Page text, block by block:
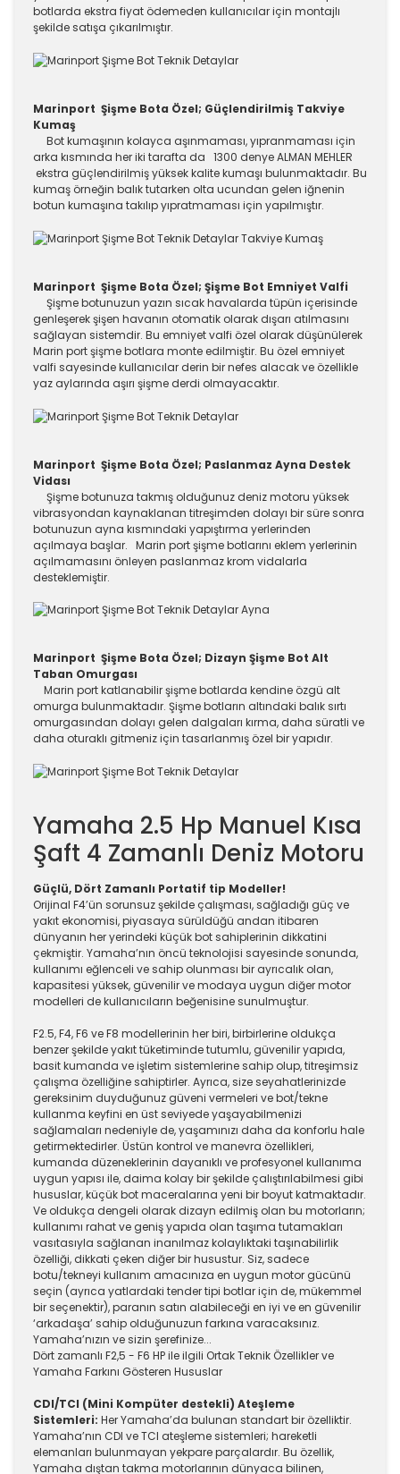
botlarda ekstra fiyat ödemeden kullanıcılar için montajlı
şekilde satışa çıkarılmıştır.
Marinport Şişme Bota Özel; Güçlendirilmiş Takviye
Kumaş
Bot kumaşının kolayca aşınmaması, yıpranmaması için
arka kısmında her iki tarafta da 1300 denye ALMAN MEHLER
ekstra güçlendirilmiş yüksek kalite kumaşı bulunmaktadır. Bu
kumaş örneğin balık tutarken olta ucundan gelen iğnenin
botun kumaşına takılıp yıpratmaması için yapılmıştır.
Marinport Şişme Bota Özel; Şişme Bot Emniyet Valfi
Şişme botunuzun yazın sıcak havalarda tüpün içerisinde
genleşerek şişen havanın otomatik olarak dışarı atılmasını
sağlayan sistemdir. Bu emniyet valfi özel olarak düşünülerek
Marin port şişme botlara monte edilmiştir. Bu özel emniyet
valfi sayesinde kullanıcılar derin bir nefes alacak ve özellikle
yaz aylarında aşırı şişme derdi olmayacaktır.
Marinport Şişme Bota Özel; Paslanmaz Ayna Destek
Vidası
Şişme botunuza takmış olduğunuz deniz motoru yüksek
vibrasyondan kaynaklanan titreşimden dolayı bir süre sonra
botunuzun ayna kısmındaki yapıştırma yerlerinden
açılmaya başlar. Marin port şişme botlarını eklem yerlerinin
açılmamasını önleyen paslanmaz krom vidalarla
desteklemiştir.
Marinport Şişme Bota Özel; Dizayn Şişme Bot Alt
Taban Omurgası
Marin port katlanabilir şişme botlarda kendine özgü alt
omurga bulunmaktadır. Şişme botların altındaki balık sırtı
omurgasından dolayı gelen dalgaları kırma, daha süratli ve
daha oturaklı gitmeniz için tasarlanmış özel bir yapıdır.
Yamaha 2.5 Hp Manuel Kısa
Şaft 4 Zamanlı Deniz Motoru
Güçlü, Dört Zamanlı Portatif tip Modeller!
Orijinal F4’ün sorunsuz şekilde çalışması, sağladığı güç ve
yakıt ekonomisi, piyasaya sürüldüğü andan itibaren
dünyanın her yerindeki küçük bot sahiplerinin dikkatini
çekmiştir. Yamaha’nın öncü teknolojisi sayesinde sonunda,
kullanımı eğlenceli ve sahip olunması bir ayrıcalık olan,
kapasitesi yüksek, güvenilir ve modaya uygun diğer motor
modelleri de kullanıcıların beğenisine sunulmuştur.
F2.5, F4, F6 ve F8 modellerinin her biri, birbirlerine oldukça
benzer şekilde yakıt tüketiminde tutumlu, güvenilir yapıda,
basit kumanda ve işletim sistemlerine sahip olup, titreşimsiz
çalışma özelliğine sahiptirler. Ayrıca, size seyahatlerinizde
gereksinim duyduğunuz güveni vermeleri ve bot/tekne
kullanma keyfini en üst seviyede yaşayabilmenizi
sağlamaları nedeniyle de, yaşamınızı daha da konforlu hale
getirmektedirler. Üstün kontrol ve manevra özellikleri,
kumanda düzeneklerinin dayanıklı ve profesyonel kullanıma
uygun yapısı ile, daima kolay bir şekilde çalıştırılabilmesi gibi
hususlar, küçük bot maceralarına yeni bir boyut katmaktadır.
Ve oldukça dengeli olarak dizayn edilmiş olan bu motorların;
kullanımı rahat ve geniş yapıda olan taşıma tutamakları
vasıtasıyla sağlanan inanılmaz kolaylıktaki taşınabilirlik
özelliği, dikkati çeken diğer bir husustur. Siz, sadece
botu/tekneyi kullanım amacınıza en uygun motor gücünü
seçin (ayrıca yatlardaki tender tipi botlar için de, mükemmel
bir seçenektir), paranın satın alabileceği en iyi ve en güvenilir
‘arkadaşa’ sahip olduğunuzun farkına varacaksınız.
Yamaha’nızın ve sizin şerefinize...
Dört zamanlı F2,5 - F6 HP ile ilgili Ortak Teknik Özellikler ve
Yamaha Farkını Gösteren Hususlar
CDI/TCI (Mini Kompüter destekli) Ateşleme
Sistemleri: Her Yamaha’da bulunan standart bir özelliktir.
Yamaha’nın CDI ve TCI ateşleme sistemleri; hareketli
elemanları bulunmayan yekpare parçalardır. Bu özellik,
Yamaha dıştan takma motorlarının dünyaca bilinen,